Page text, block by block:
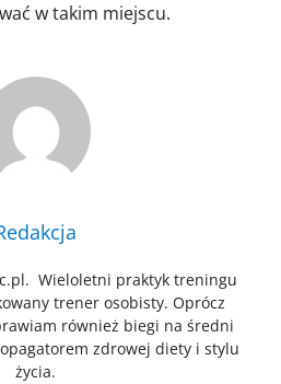
w takim miejscu.
Wieloletni praktyk treningu
trener osobisty. Oprócz
również biegi na średni
zdrowej diety i stylu
życia.